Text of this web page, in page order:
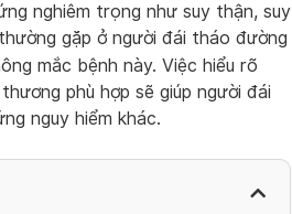
nghiêm trọng như suy thận, suy
gặp ở người đái tháo đường
mắc bệnh này. Việc hiểu rõ
phù hợp sẽ giúp người đái
nguy hiểm khác.